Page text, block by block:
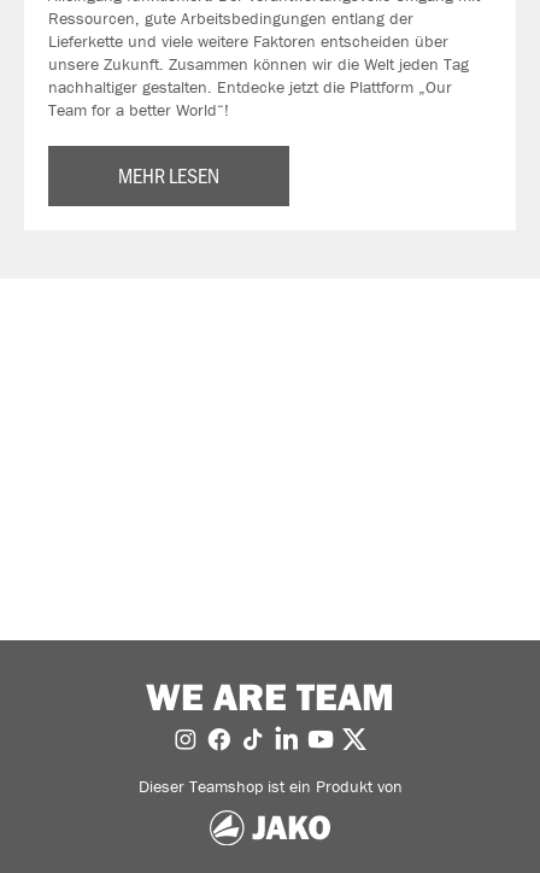
Ressourcen, gute Arbeitsbedingungen entlang der
Lieferkette und viele weitere Faktoren entscheiden über
unsere Zukunft. Zusammen können wir die Welt jeden Tag
nachhaltiger gestalten. Entdecke jetzt die Plattform „Our
Team for a better World“!
MEHR LESEN
WE ARE TEAM
Dieser Teamshop ist ein Produkt von